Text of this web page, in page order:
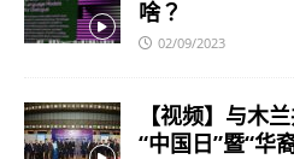
啥？
02/09/2023
【视频】与木
“中国日”暨“华